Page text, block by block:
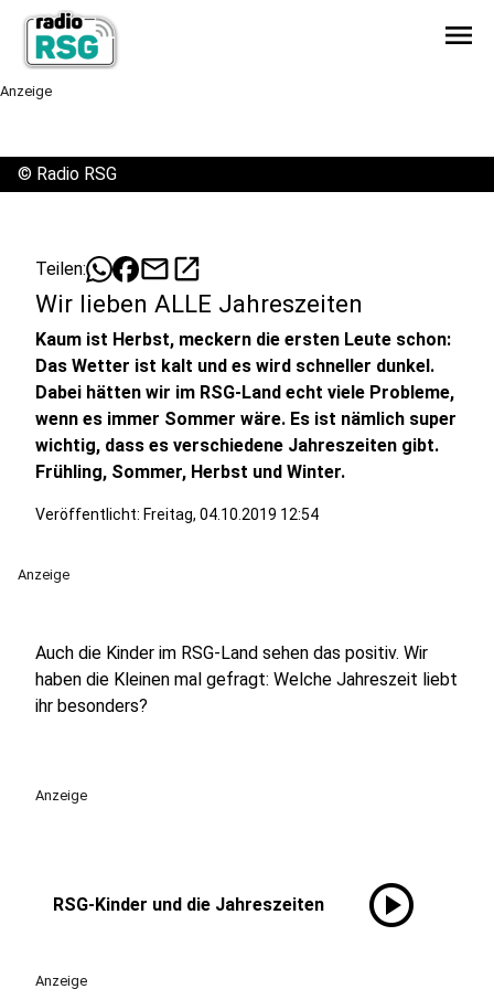
menu
Anzeige
© Radio RSG
Teilen: mailopen_in_new
Wir lieben ALLE Jahreszeiten
Kaum ist Herbst, meckern die ersten Leute schon:
Das Wetter ist kalt und es wird schneller dunkel.
Dabei hätten wir im RSG-Land echt viele Probleme,
wenn es immer Sommer wäre. Es ist nämlich super
wichtig, dass es verschiedene Jahreszeiten gibt.
Frühling, Sommer, Herbst und Winter.
Veröffentlicht: Freitag, 04.10.2019 12:54
Anzeige
Auch die Kinder im RSG-Land sehen das positiv. Wir
haben die Kleinen mal gefragt: Welche Jahreszeit liebt
ihr besonders?
Anzeige
RSG-Kinder und die Jahreszeiten play_circle
Anzeige